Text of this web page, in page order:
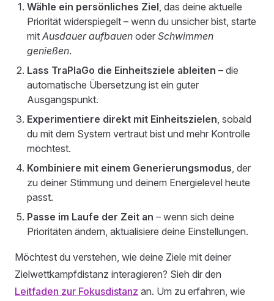
Wähle ein persönliches Ziel, das deine aktuelle
Priorität widerspiegelt – wenn du unsicher bist, starte
mit Ausdauer aufbauen oder Schwimmen
genießen.
Lass TraPlaGo die Einheitsziele ableiten – die
automatische Übersetzung ist ein guter
Ausgangspunkt.
Experimentiere direkt mit Einheitszielen, sobald
du mit dem System vertraut bist und mehr Kontrolle
möchtest.
Kombiniere mit einem Generierungsmodus, der
zu deiner Stimmung und deinem Energielevel heute
passt.
Passe im Laufe der Zeit an – wenn sich deine
Prioritäten ändern, aktualisiere deine Einstellungen.
Möchtest du verstehen, wie deine Ziele mit deiner
Zielwettkampfdistanz interagieren? Sieh dir den
Leitfaden zur Fokusdistanz an. Um zu erfahren, wie